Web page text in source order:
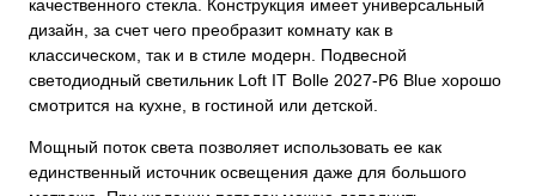
качественного стекла. Конструкция имеет универсальный
дизайн, за счет чего преобразит комнату как в
классическом, так и в стиле модерн. Подвесной
светодиодный светильник Loft IT Bolle 2027-P6 Blue хорошо
смотрится на кухне, в гостиной или детской.
Мощный поток света позволяет использовать ее как
единственный источник освещения даже для большого